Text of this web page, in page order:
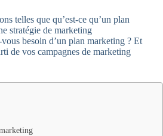
telles que qu’est-ce qu’un plan
stratégie de marketing
besoin d’un plan marketing ? Et
de vos campagnes de marketing